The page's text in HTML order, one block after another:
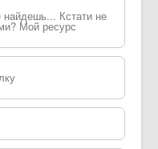
найдешь... Кстати не
Мой ресурс